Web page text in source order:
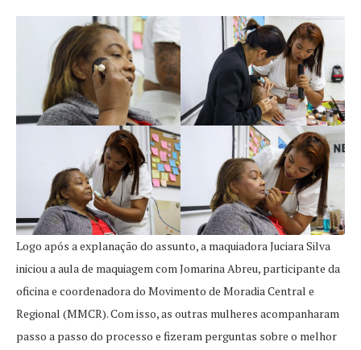
Logo após a explanação do assunto, a maquiadora Juciara Silva
iniciou a aula de maquiagem com Jomarina Abreu, participante da
oficina e coordenadora do Movimento de Moradia Central e
Regional (MMCR). Com isso, as outras mulheres acompanharam
passo a passo do processo e fizeram perguntas sobre o melhor